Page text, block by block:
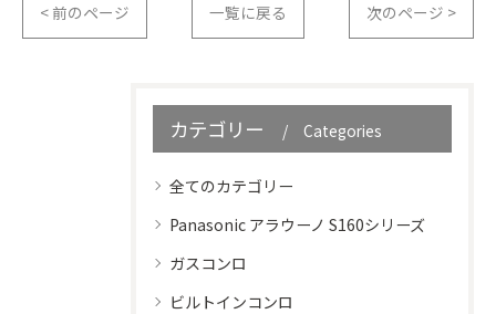
< 前のページ 一覧に戻る 次のページ >
カテゴリー Categories
全てのカテゴリー
Panasonic アラウーノ S160シリーズ
ガスコンロ
ビルトインコンロ